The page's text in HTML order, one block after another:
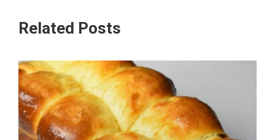
Related Posts